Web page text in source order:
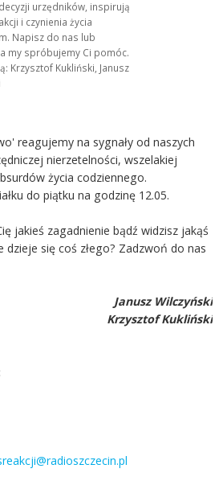
urzędników, inspirują
i czynienia życia
Napisz do nas lub
my spróbujemy Ci pomóc.
Krzysztof Kukliński, Janusz
reagujemy na sygnały od naszych
nierzetelności, wszelakiej
życia codziennego.
do piątku na godzinę 12.05.
jakieś zagadnienie bądź widzisz jakąś
dzieje się coś złego? Zadzwoń do nas
Janusz Wilczyński
Krzysztof Kukliński